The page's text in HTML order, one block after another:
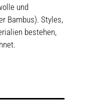
und
Bambus). Styles,
bestehen,